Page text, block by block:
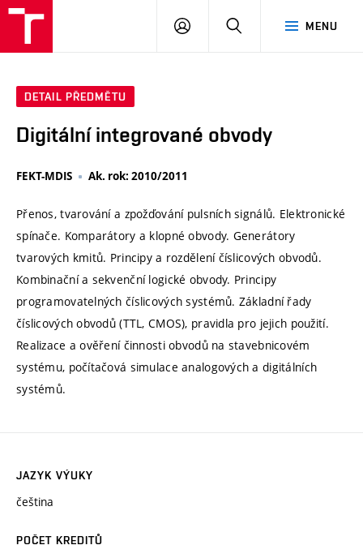
MENU
PŘIHLÁSIT
DETAIL PŘEDMĚTU
Digitální integrované obvody
FEKT-MDIS Ak. rok: 2010/2011
Přenos, tvarování a zpožďování pulsních signálů. Elektronické
spínače. Komparátory a klopné obvody. Generátory
tvarových kmitů. Principy a rozdělení číslicových obvodů.
Kombinační a sekvenční logické obvody. Principy
programovatelných číslicových systémů. Základní řady
číslicových obvodů (TTL, CMOS), pravidla pro jejich použití.
Realizace a ověření činnosti obvodů na stavebnicovém
systému, počítačová simulace analogových a digitálních
systémů.
JAZYK VÝUKY
čeština
POČET KREDITŮ